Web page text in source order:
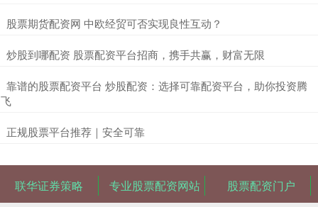
​股票期货配资网 中欧经贸可否实现良性互动？
​炒股到哪配资 股票配资平台招商，携手共赢，财富无限
​靠谱的股票配资平台 炒股配资：选择可靠配资平台，助你投资腾
飞
​正规股票平台推荐｜安全可靠
联华证券策略 专业股票配资网站 股票配资门户